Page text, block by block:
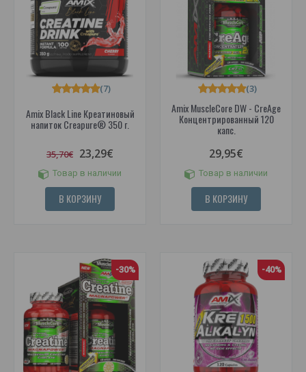
Amix Black Line Креатиновый
напиток Creapure® 350 г.
(7)
35,70€ 23,29€
Товар в наличии
В КОРЗИНУ
Amix MuscleCore DW - CreAge
Концентрированный 120
капс.
(3)
29,95€
Товар в наличии
В КОРЗИНУ
-30% -40%